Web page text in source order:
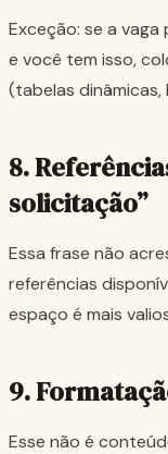
Exceção: se a
e você tem isso,
(tabelas dinâmicas,
8.
solicitação”
Essa frase não
referências
espaço é mais
9.
Esse não é